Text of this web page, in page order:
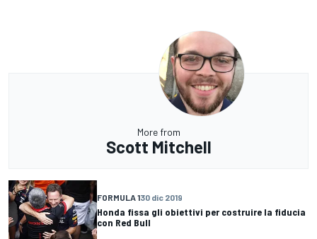
More from
Scott Mitchell
FORMULA 130 dic 2019
Honda fissa gli obiettivi per costruire la fiducia
con Red Bull